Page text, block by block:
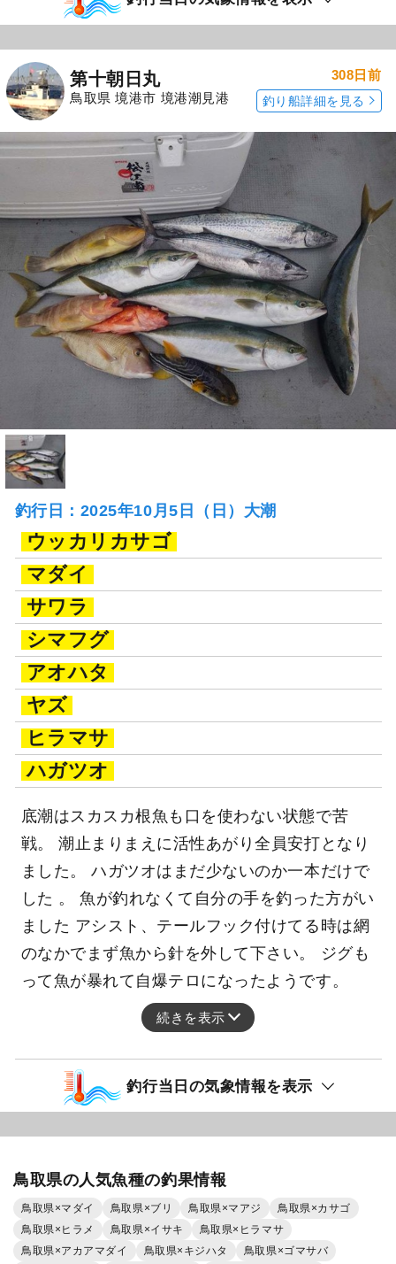
第十朝日丸
鳥取県 境港市 境港潮見港
308日前
釣り船詳細を見る
釣行日：2025年10月5日（日）大潮
ウッカリカサゴ
マダイ
サワラ
シマフグ
アオハタ
ヤズ
ヒラマサ
ハガツオ
底潮はスカスカ根魚も口を使わない状態で苦
戦。 潮止まりまえに活性あがり全員安打となり
ました。 ハガツオはまだ少ないのか一本だけで
した 。 魚が釣れなくて自分の手を釣った方がい
ました アシスト、テールフック付けてる時は網
のなかでまず魚から針を外して下さい。 ジグも
って魚が暴れて自爆テロになったようです。
続きを表示
釣行当日の気象情報を表示
鳥取県の人気魚種の釣果情報
鳥取県×マダイ 鳥取県×ブリ 鳥取県×マアジ
鳥取県×カサゴ
鳥取県×ヒラメ
鳥取県×イサキ
鳥取県×ヒラマサ
鳥取県×アカアマダイ
鳥取県×キジハタ
鳥取県×ゴマサバ